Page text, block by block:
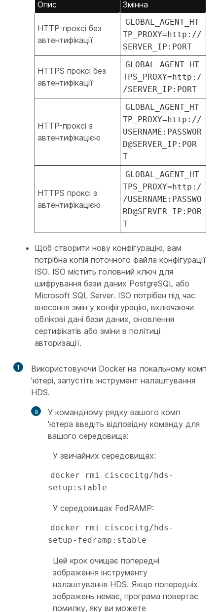
Опис Змінна
HTTP-проксі без
автентифікації
GLOBAL_AGENT_HT
TP_PROXY=http://
SERVER_IP:PORT
HTTPS проксі без
автентифікації
GLOBAL_AGENT_HT
TPS_PROXY=http:/
/SERVER_IP:PORT
HTTP-проксі з
автентифікацією
GLOBAL_AGENT_HT
TP_PROXY=http://
USERNAME:PASSWOR
D@SERVER_IP:POR
T
HTTPS проксі з
автентифікацією
GLOBAL_AGENT_HT
TPS_PROXY=http:/
/USERNAME:PASSWO
RD@SERVER_IP:POR
T
Щоб створити нову конфігурацію, вам
потрібна копія поточного файла конфігурації
ISO. ISO містить головний ключ для
шифрування бази даних PostgreSQL або
Microsoft SQL Server. ISO потрібен під час
внесення змін у конфігурацію, включаючи
облікові дані бази даних, оновлення
сертифікатів або зміни в політиці
авторизації.
1
Використовуючи Docker на локальному комп
'ютері, запустіть інструмент налаштування
HDS.
У командному рядку вашого комп
'ютера введіть відповідну команду для
вашого середовища:
У звичайних середовищах:
docker rmi ciscocitg/hds-
setup:stable
У середовищах FedRAMP:
docker rmi ciscocitg/hds-
setup-fedramp:stable
Цей крок очищає попередні
зображення інструменту
налаштування HDS. Якщо попередніх
зображень немає, програма повертає
помилку, яку ви можете